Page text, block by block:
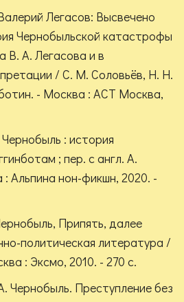
Легасов: Высвечено
Чернобыльской катастрофы
В. А. Легасова и в
/ С. М. Соловьёв, Н. Н.
- Москва : АСТ Москва,
: история
; пер. с англ. А.
: Альпина нон-фикшн, 2020. -
Припять, далее
политическая литература /
: Эксмо, 2010. - 270 с.
Чернобыль. Преступление без